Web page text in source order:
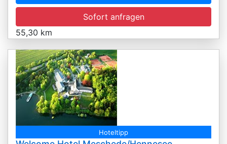
Sofort anfragen
55,30 km
Hoteltipp